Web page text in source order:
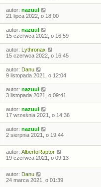
autor: nazuul
21 lipca 2022, o 18:00
autor: nazuul
15 czerwca 2022, o 16:59
autor:
Lythronax
15 czerwca 2022, o 16:45
autor: Danu
9 listopada 2021, o 12:04
autor: nazuul
3 listopada 2021, o 09:41
autor: nazuul
17 września 2021, o 14:36
autor: nazuul
2 sierpnia 2021, o 19:44
autor: AlbertoRaptor
19 czerwca 2021, o 09:13
autor: Danu
24 marca 2021, o 01:39